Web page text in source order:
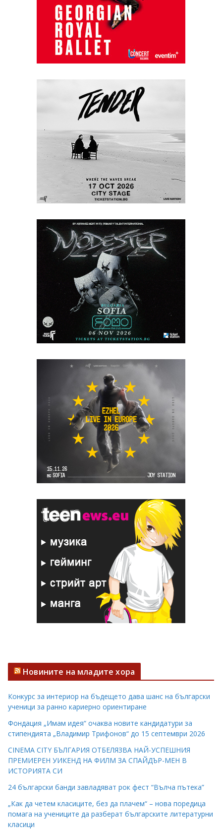
Новините на младите хора
Конкурс за интериор на бъдещето дава шанс на български
ученици за ранно кариерно ориентиране
Фондация „Имам идея“ очаква новите кандидатури за
стипендията „Владимир Трифонов“ до 15 септември 2026
CINEMA CITY БЪЛГАРИЯ ОТБЕЛЯЗВА НАЙ-УСПЕШНИЯ
ПРЕМИЕРЕН УИКЕНД НА ФИЛМ ЗА СПАЙДЪР-МЕН В
ИСТОРИЯТА СИ
24 български банди завладяват рок фест “Вълча пътека”
„Как да четем класиците, без да плачем“ – нова поредица
помага на учениците да разберат българските литературни
класици